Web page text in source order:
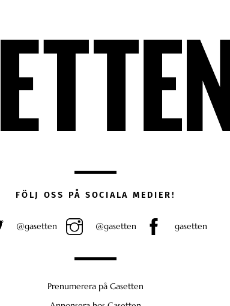
FÖLJ OSS PÅ SOCIALA MEDIER!
@gasetten @gasetten gasetten
Prenumerera på Gasetten